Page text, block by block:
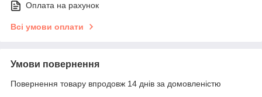
Оплата на рахунок
Всі умови оплати
Умови повернення
Повернення товару впродовж 14 днів за домовленістю